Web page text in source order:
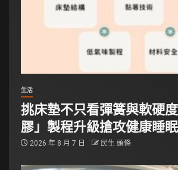
生活
挑床墊不只看彈簧與軟硬
膠」製程升級搶攻健康睡
2026 年 8 月 7 日 民生 頭條